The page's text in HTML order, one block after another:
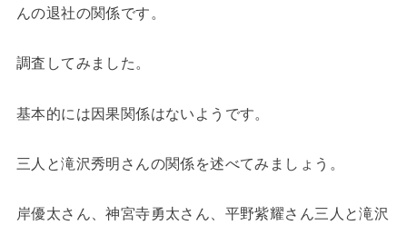
んの退社の関係です。
調査してみました。
基本的には因果関係はないようです。
三人と滝沢秀明さんの関係を述べてみましょう。
岸優太さん、神宮寺勇太さん、平野紫耀さん三人と滝沢